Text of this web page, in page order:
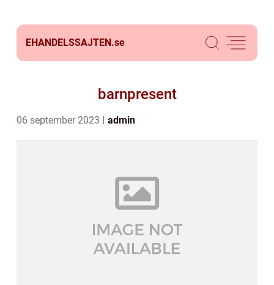
EHANDELSSAJTEN.se
barnpresent
06 september 2023 admin